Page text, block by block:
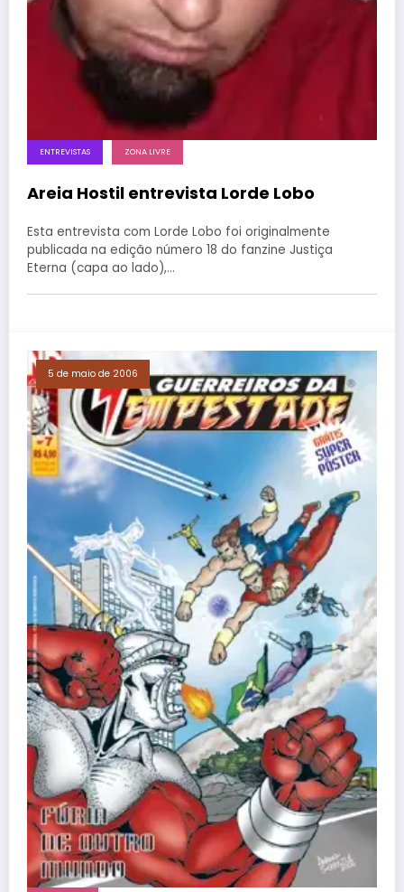
ENTREVISTAS ZONA LIVRE
Areia Hostil entrevista Lorde Lobo
Esta entrevista com Lorde Lobo foi originalmente
publicada na edição número 18 do fanzine Justiça
Eterna (capa ao lado),…
5 de maio de 2006